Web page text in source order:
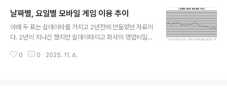
sonal Content Distribution 등과 접목하여 다른 서비
스의 원천 데이터로서의 역할을 담당할 것이다.이러한 서
비스의 대표적인 예로는 'Nokia Image Space'가 있다.
측 이미지)에서 서비스되는 것으로 해당 폰은 Navigation
날짜별, 요일별 모바일 게임 이용 추이
아래 두 표는 실데이타를 가지고 2년전에 만들었던 자료이
다. 2년이 지나긴 했지만 실데이타이고 회사의 영업비밀과
은 언급하지 않겠다. 하지만 표가 보여주는 사용자들의 모
0 0 2025. 11. 6.